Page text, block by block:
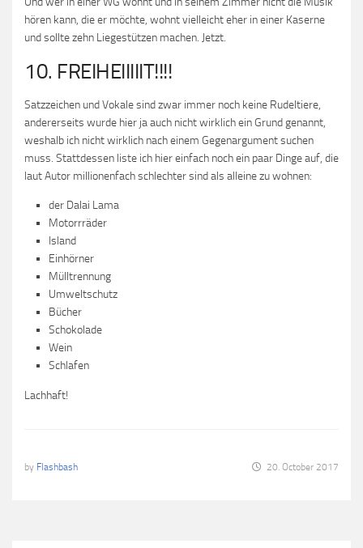
hören kann, die er möchte, wohnt vielleicht eher in einer Kaserne
und sollte zehn Liegestützen machen. Jetzt.
10. FREIHEIIIIIT!!!!
Satzzeichen und Vokale sind zwar immer noch keine Rudeltiere,
andererseits wurde hier ja auch nicht wirklich ein Grund genannt,
weshalb ich nicht wirklich nach einem Gegenargument suchen
muss. Stattdessen liste ich hier einfach noch ein paar Dinge auf, die
laut Autor millionenfach schlechter sind als alleine zu wohnen:
der Dalai Lama
Motorrräder
Island
Einhörner
Mülltrennung
Umweltschutz
Bücher
Schokolade
Wein
Schlafen
Lachhaft!
by Flashbash 20. October 2017